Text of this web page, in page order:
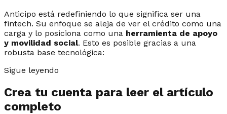
Anticipo está redefiniendo lo que significa ser una
fintech. Su enfoque se aleja de ver el crédito como una
carga y lo posiciona como una herramienta de apoyo
y movilidad social. Esto es posible gracias a una
robusta base tecnológica:
Sigue leyendo
Crea tu cuenta para leer el artículo
completo